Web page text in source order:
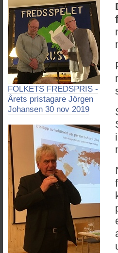
FOLKETS FREDSPRIS -
Årets pristagare Jörgen
Johansen 30 nov 2019